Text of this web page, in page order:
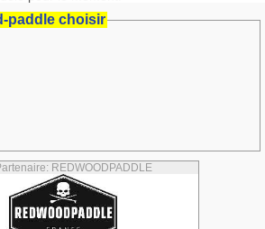
paddle choisir
REDWOODPADDLE